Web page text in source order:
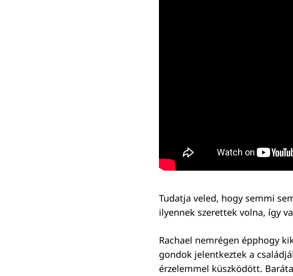
Tudatja veled, hogy semmi
ilyennek szerettek volna, így
Rachael nemrégen épphogy
gondok jelentkeztek a
érzelemmel küszködött.